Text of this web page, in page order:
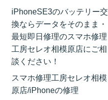
iPhoneSE3のバッテリー交
換ならデータをそのまま・
最短即日修理のスマホ修理
工房セレオ相模原店にご相
談ください！
スマホ修理工房セレオ相模
原店/iPhoneの修理